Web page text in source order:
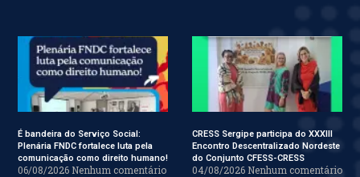
É bandeira do Serviço Social:
Plenária FNDC fortalece luta pela
comunicação como direito humano!
06/08/2026 Nenhum comentário
CRESS Sergipe participa do XXXIII
Encontro Descentralizado Nordeste
do Conjunto CFESS-CRESS
04/08/2026 Nenhum comentário